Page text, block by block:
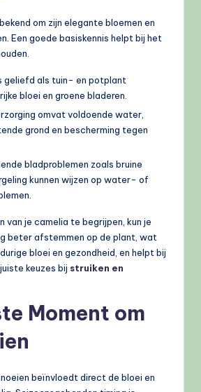
om zijn elegante bloemen en
Een goede basiskennis helpt bij het
geliefd als tuin- en potplant
bloei en groene bladeren.
omvat voldoende water,
grond en bescherming tegen
bladproblemen zoals bruine
kunnen wijzen op water- of
van je camelia te begrijpen, kun je
beter afstemmen op de plant, wat
bloei en gezondheid, en helpt bij
keuzes bij struiken en
Moment om
beïnvloedt direct de bloei en